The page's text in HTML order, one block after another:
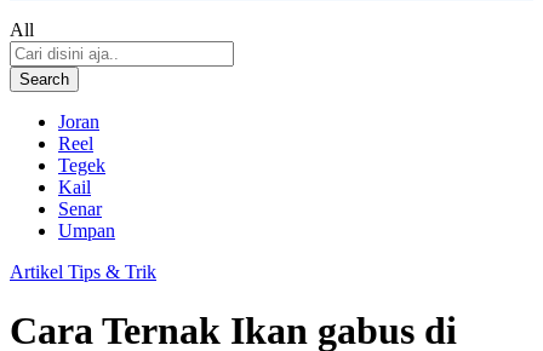
All
Search
Joran
Reel
Tegek
Kail
Senar
Umpan
Artikel Tips & Trik
Cara Ternak Ikan gabus di